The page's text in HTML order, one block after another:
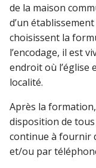
de la maison
d’un
choisissent la
l’encodage, il est
endroit où l’église
localité.
Après la
disposition de tous
continue à fournir
et/ou par